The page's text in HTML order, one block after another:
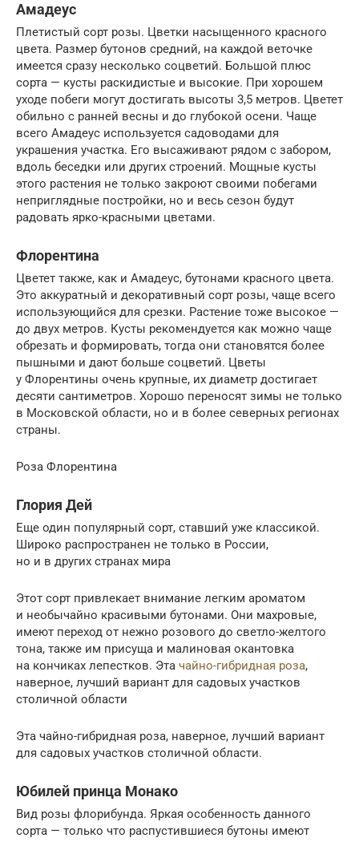
Амадеус
Плетистый сорт розы. Цветки насыщенного красного
цвета. Размер бутонов средний, на каждой веточке
имеется сразу несколько соцветий. Большой плюс
сорта — кусты раскидистые и высокие. При хорошем
уходе побеги могут достигать высоты 3,5 метров. Цветет
обильно с ранней весны и до глубокой осени. Чаще
всего Амадеус используется садоводами для
украшения участка. Его высаживают рядом с забором,
вдоль беседки или других строений. Мощные кусты
этого растения не только закроют своими побегами
неприглядные постройки, но и весь сезон будут
радовать ярко-красными цветами.
Флорентина
Цветет также, как и Амадеус, бутонами красного цвета.
Это аккуратный и декоративный сорт розы, чаще всего
использующийся для срезки. Растение тоже высокое —
до двух метров. Кусты рекомендуется как можно чаще
обрезать и формировать, тогда они становятся более
пышными и дают больше соцветий. Цветы
у Флорентины очень крупные, их диаметр достигает
десяти сантиметров. Хорошо переносят зимы не только
в Московской области, но и в более северных регионах
страны.
Роза Флорентина
Глория Дей
Еще один популярный сорт, ставший уже классикой.
Широко распространен не только в России,
но и в других странах мира
Этот сорт привлекает внимание легким ароматом
и необычайно красивыми бутонами. Они махровые,
имеют переход от нежно розового до светло-желтого
тона, также им присуща и малиновая окантовка
на кончиках лепестков. Эта чайно-гибридная роза,
наверное, лучший вариант для садовых участков
столичной области
Эта чайно-гибридная роза, наверное, лучший вариант
для садовых участков столичной области.
Юбилей принца Монако
Вид розы флорибунда. Яркая особенность данного
сорта — только что распустившиеся бутоны имеют